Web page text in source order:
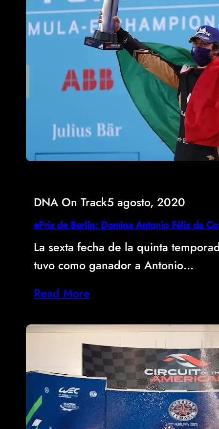
DNA On Track5 agosto, 2020
ePrix de Berlín: Domina Antonio Félix da
La sexta fecha de la quinta
tuvo como ganador a Antonio…
Read More